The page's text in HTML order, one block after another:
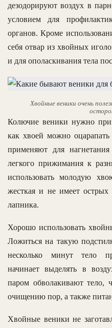
дезодорируют воздух в
условием для
органов. Кроме
себя отвар из хвойных
и для ополаскивания тела
Хвойные веники очень
Колючие веники нужно
как хвоей можно
применяют для
легкого прижимания к
использовать молодую
жесткая и не имеет острых
лапника.
Хорошо использовать
Ложиться на такую
несколько минут тело
начинает выделять в
паром обволакивают тело,
очищению пор, а также
Хвойные веники не